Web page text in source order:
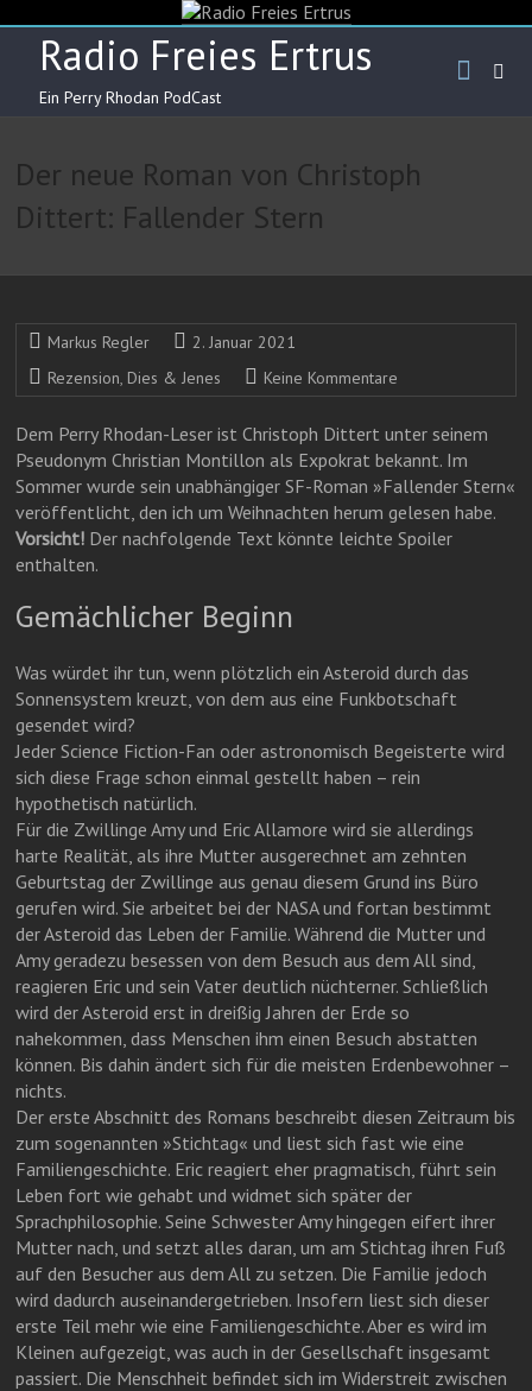
to
contentRadio Freies Ertrus
Ein Perry Rhodan PodCast
Der neue Roman von Christoph
Dittert: Fallender Stern
Markus Regler
2. Januar 2021
Rezension, Dies & Jenes Keine Kommentare
Dem Perry Rhodan-Leser ist Christoph Dittert unter seinem
Pseudonym Christian Montillon als Expokrat bekannt. Im
Sommer wurde sein unabhängiger SF-Roman »Fallender Stern«
veröffentlicht, den ich um Weihnachten herum gelesen habe.
Vorsicht! Der nachfolgende Text könnte leichte Spoiler
enthalten.
Gemächlicher Beginn
Was würdet ihr tun, wenn plötzlich ein Asteroid durch das
Sonnensystem kreuzt, von dem aus eine Funkbotschaft
gesendet wird?
Jeder Science Fiction-Fan oder astronomisch Begeisterte wird
sich diese Frage schon einmal gestellt haben – rein
hypothetisch natürlich.
Für die Zwillinge Amy und Eric Allamore wird sie allerdings
harte Realität, als ihre Mutter ausgerechnet am zehnten
Geburtstag der Zwillinge aus genau diesem Grund ins Büro
gerufen wird. Sie arbeitet bei der NASA und fortan bestimmt
der Asteroid das Leben der Familie. Während die Mutter und
Amy geradezu besessen von dem Besuch aus dem All sind,
reagieren Eric und sein Vater deutlich nüchterner. Schließlich
wird der Asteroid erst in dreißig Jahren der Erde so
nahekommen, dass Menschen ihm einen Besuch abstatten
können. Bis dahin ändert sich für die meisten Erdenbewohner –
nichts.
Der erste Abschnitt des Romans beschreibt diesen Zeitraum bis
zum sogenannten »Stichtag« und liest sich fast wie eine
Familiengeschichte. Eric reagiert eher pragmatisch, führt sein
Leben fort wie gehabt und widmet sich später der
Sprachphilosophie. Seine Schwester Amy hingegen eifert ihrer
Mutter nach, und setzt alles daran, um am Stichtag ihren Fuß
auf den Besucher aus dem All zu setzen. Die Familie jedoch
wird dadurch auseinandergetrieben. Insofern liest sich dieser
erste Teil mehr wie eine Familiengeschichte. Aber es wird im
Kleinen aufgezeigt, was auch in der Gesellschaft insgesamt
passiert. Die Menschheit befindet sich im Widerstreit zwischen